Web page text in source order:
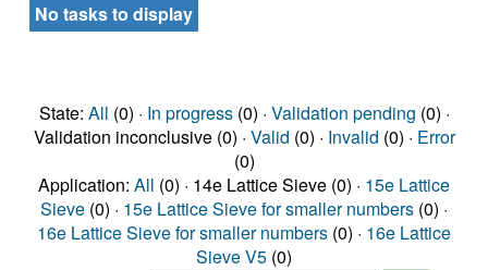
No tasks to display
State: All (0) · In progress(0) · Validation pending (0) ·
Validation inconclusive (0) · Valid (0) · Invalid (0) · Error
(0)
Application: All (0) · 14e Lattice Sieve (0) · 15e Lattice
Sieve (0) · 15e Lattice Sieve for smaller numbers (0) ·
16e Lattice Sieve for smaller numbers (0) · 16e Lattice
Sieve V5 (0)